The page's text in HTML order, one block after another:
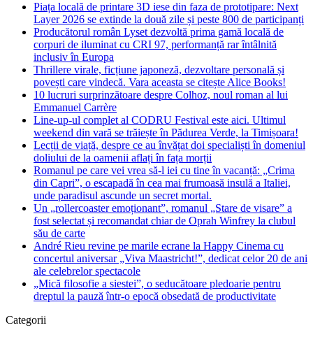
Piața locală de printare 3D iese din faza de prototipare: Next
Layer 2026 se extinde la două zile și peste 800 de participanți
Producătorul român Lyset dezvoltă prima gamă locală de
corpuri de iluminat cu CRI 97, performanță rar întâlnită
inclusiv în Europa
Thrillere virale, ficțiune japoneză, dezvoltare personală și
povești care vindecă. Vara aceasta se citește Alice Books!
10 lucruri surprinzătoare despre Colhoz, noul roman al lui
Emmanuel Carrère
Line-up-ul complet al CODRU Festival este aici. Ultimul
weekend din vară se trăiește în Pădurea Verde, la Timișoara!
Lecții de viață, despre ce au învățat doi specialiști în domeniul
doliului de la oamenii aflați în fața morții
Romanul pe care vei vrea să-l iei cu tine în vacanță: „Crima
din Capri”, o escapadă în cea mai frumoasă insulă a Italiei,
unde paradisul ascunde un secret mortal.
Un „rollercoaster emoționant”, romanul „Stare de visare” a
fost selectat și recomandat chiar de Oprah Winfrey la clubul
său de carte
André Rieu revine pe marile ecrane la Happy Cinema cu
concertul aniversar „Viva Maastricht!”, dedicat celor 20 de ani
ale celebrelor spectacole
„Mică filosofie a siestei”, o seducătoare pledoarie pentru
dreptul la pauză într-o epocă obsedată de productivitate
Categorii